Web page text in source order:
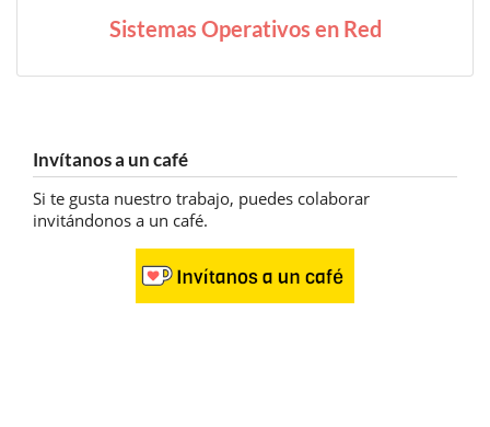
Sistemas Operativos en Red
Invítanos a un café
Si te gusta nuestro trabajo, puedes colaborar
invitándonos a un café.